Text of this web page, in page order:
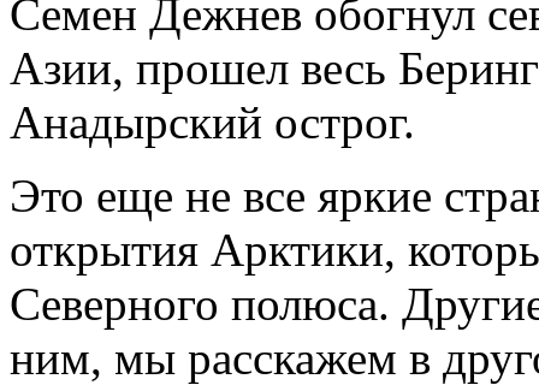
Семен Дежнев обогнул
Азии, прошел весь
Анадырский острог.
Это еще не все яркие
открытия Арктики,
Северного полюса.
ним, мы расскажем в